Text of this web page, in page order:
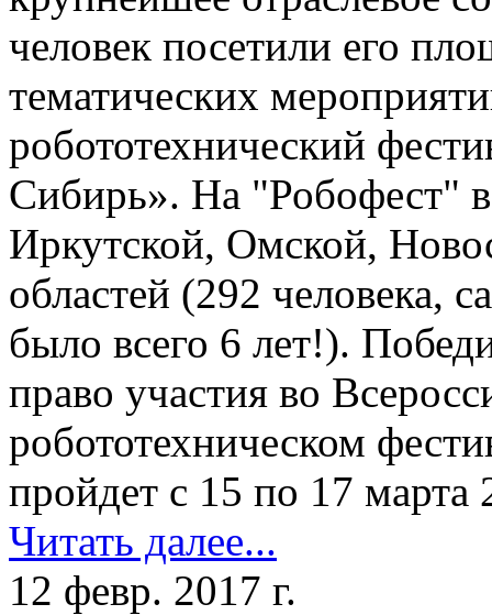
человек посетили его
тематических
робототехнический
Сибирь». На "Робофест"
Иркутской, Омской,
областей (292 человека,
было всего 6 лет!).
право участия во
робототехническом
пройдет с 15 по 17 марта
Читать далее...
12 февр. 2017 г.